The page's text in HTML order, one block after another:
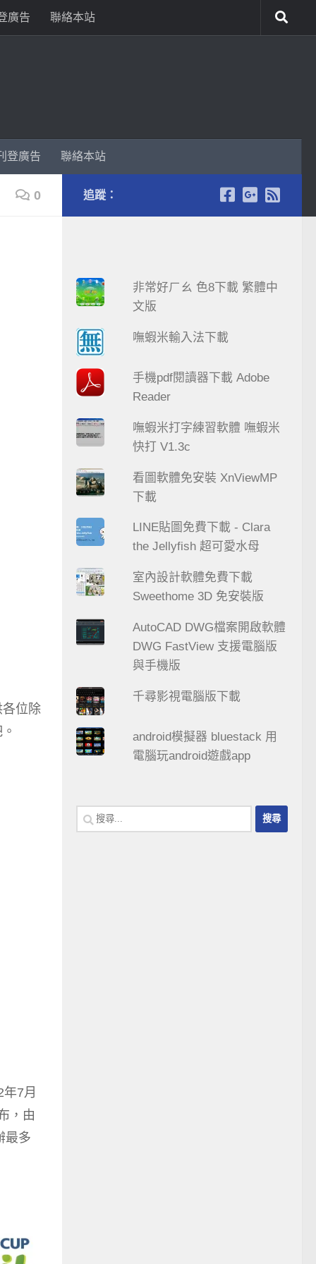
廣告 聯絡本站
登廣告 聯絡本站
0
位除
7月
，由
最多
追蹤：
非常好ㄏㄠ 色8下載 繁體中
文版
嘸蝦米輸入法下載
手機pdf閱讀器下載 Adobe
Reader
嘸蝦米打字練習軟體 嘸蝦米
快打 V1.3c
看圖軟體免安裝 XnViewMP
下載
LINE貼圖免費下載 - Clara
the Jellyfish 超可愛水母
室內設計軟體免費下載
Sweethome 3D 免安裝版
AutoCAD DWG檔案開啟軟體
DWG FastView 支援電腦版
與手機版
千尋影視電腦版下載
android模擬器 bluestack 用
電腦玩android遊戲app
搜
尋